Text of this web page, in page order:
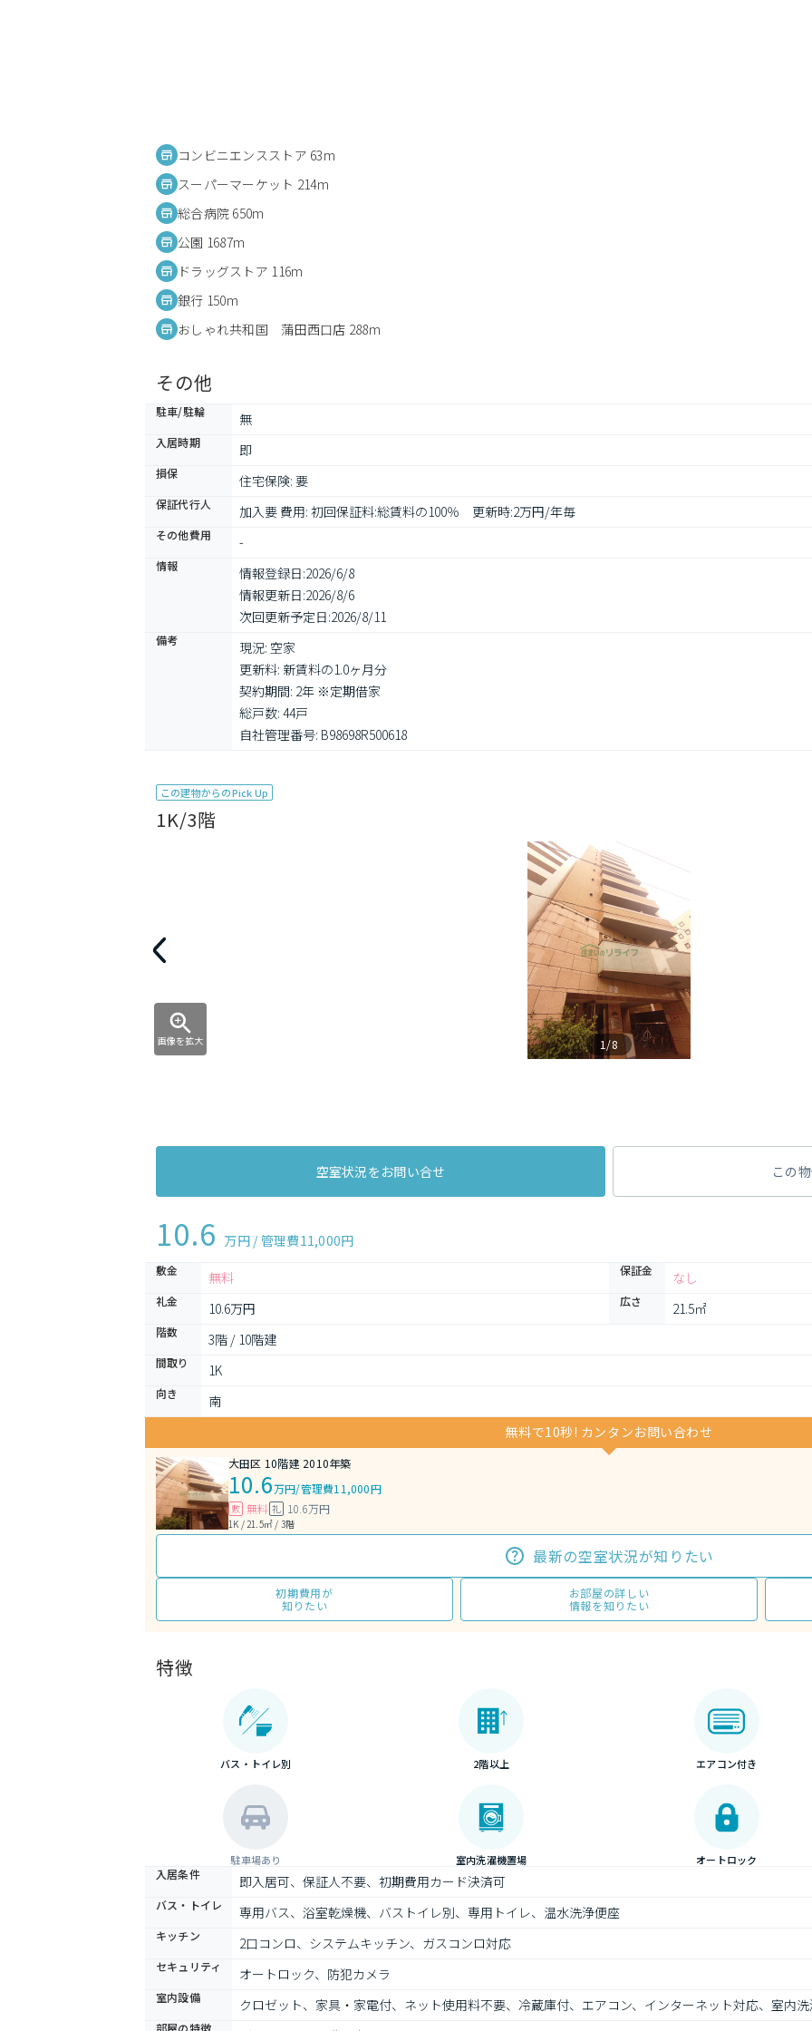
コンビニエンスストア 63m
スーパーマーケット 214m
総合病院 650m
公園 1687m
ドラッグストア 116m
銀行 150m
おしゃれ共和国 蒲田西口店 288m
その他
駐車/駐輪 無
入居時期 即
損保 住宅保険: 要
保証代行人 加入要 費用: 初回保証料:総賃料の100％　更新時:2万円/年毎
その他費用 -
情報 情報登録日:2026/6/8
情報更新日:2026/8/6
次回更新予定日:2026/8/11
備考
現況: 空家
更新料: 新賃料の1.0ヶ月分
契約期間: 2年 ※定期借家
総戸数: 44戸
自社管理番号: B98698R500618
この建物からのPick Up
1K/3階
画像を拡大 1/8
空室状況をお問い合せ この
10.6 万円 / 管理費11,000円
敷金 無料 保証金 なし
礼金 10.6万円 広さ 21.5㎡
階数 3階 / 10階建
間取り 1K
向き
南
無料で10秒! カンタンお問い合わせ
大田区 10階建 2010年築
10.6万円/管理費11,000円
敷 無料 礼 10.6万円
1K / 21.5㎡ / 3階
最新の空室状況が知りたい
初期費用が
知りたい
お部屋の詳しい
情報を知りたい
特徴
バス・トイレ別 2階以上 エアコン付き
駐車場あり 室内洗濯機置場 オートロック
入居条件 即入居可、保証人不要、初期費用カード決済可
バス・トイレ 専用バス、浴室乾燥機、バストイレ別、専用トイレ、温水洗浄便座
キッチン 2口コンロ、システムキッチン、ガスコンロ対応
セキュリティ オートロック、防犯カメラ
室内設備 クロゼット、家具・家電付、ネット使用料不要、冷蔵庫付、エアコン、インターネット対応、室内
部屋の特徴